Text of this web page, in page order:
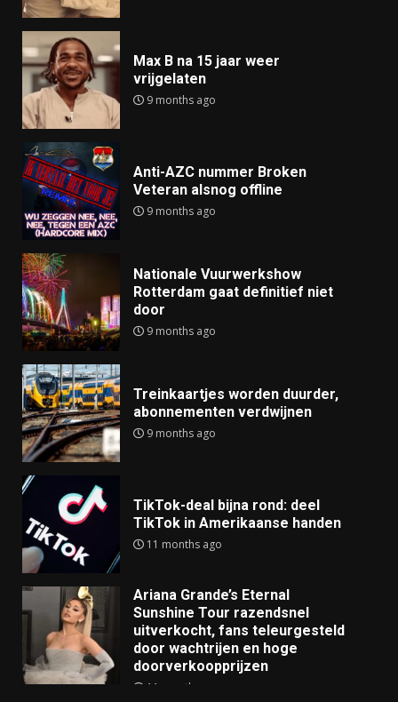
Max B na 15 jaar weer
vrijgelaten
9 months ago
Anti-AZC nummer Broken
Veteran alsnog offline
9 months ago
Nationale Vuurwerkshow
Rotterdam gaat definitief niet
door
9 months ago
Treinkaartjes worden duurder,
abonnementen verdwijnen
9 months ago
TikTok-deal bijna rond: deel
TikTok in Amerikaanse handen
11 months ago
Ariana Grande’s Eternal
Sunshine Tour razendsnel
uitverkocht, fans teleurgesteld
door wachtrijen en hoge
doorverkoopprijzen
11 months ago